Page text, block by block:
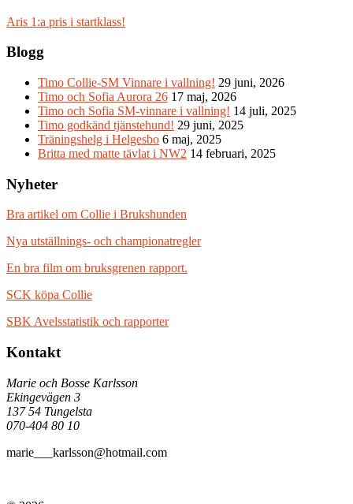
Aris 1:a pris i startklass!
Blogg
Timo Collie-SM Vinnare i vallning! 29 juni, 2026
Timo och Sofia Aurora 26 17 maj, 2026
Timo och Sofia SM-vinnare i vallning! 14 juli, 2025
Timo godkänd tjänstehund! 29 juni, 2025
Träningshelg i Helgesbo 6 maj, 2025
Britta med matte tävlat i NW2 14 februari, 2025
Nyheter
Bra artikel om Collie i Brukshunden
Nya utställnings- och championatregler
En bra film om bruksgrenen rapport.
SCK köpa Collie
SBK Avelsstatistik och rapporter
Kontakt
Marie och Bosse Karlsson
Ekingevägen 3
137 54 Tungelsta
070-404 80 10
marie___karlsson@hotmail.com